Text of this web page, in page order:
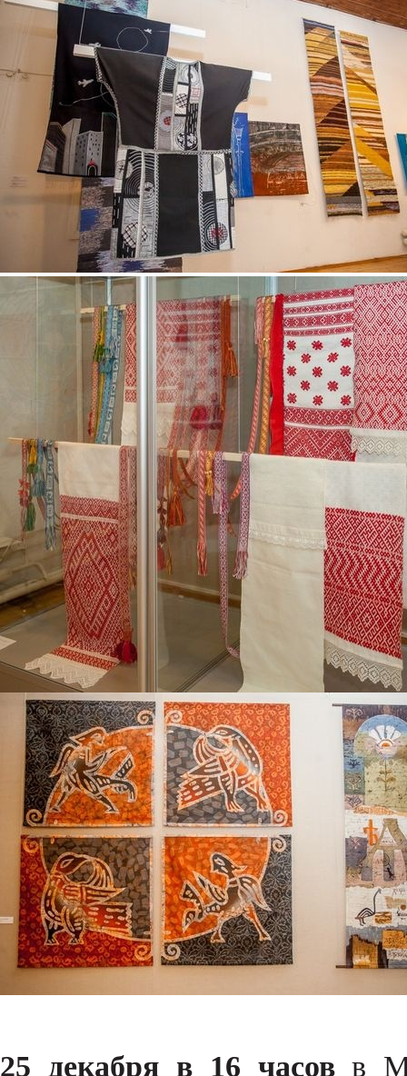
25 декабря в 16 часовв